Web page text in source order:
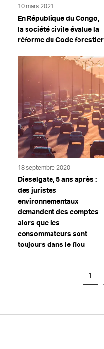
10 mars 2021
En République du Congo,
la société civile évalue la
réforme du Code forestier
18 septembre 2020
Dieselgate, 5 ans après :
des juristes
environnementaux
demandent des comptes
alors que les
consommateurs sont
toujours dans le flou
1